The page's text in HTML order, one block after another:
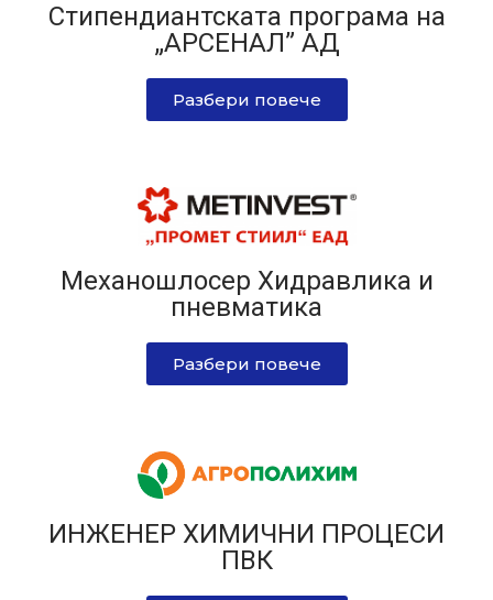
Стипендиантската програма на
„АРСЕНАЛ” АД
Разбери повече
Механошлосер Хидравлика и
пневматика
Разбери повече
ИНЖЕНЕР ХИМИЧНИ ПРОЦЕСИ
ПВК